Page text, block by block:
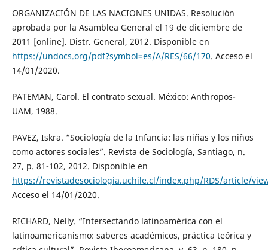
ORGANIZACIÓN DE LAS NACIONES UNIDAS. Resolución
aprobada por la Asamblea General el 19 de diciembre de
2011 [online]. Distr. General, 2012. Disponible en
https://undocs.org/pdf?symbol=es/A/RES/66/170. Acceso el
14/01/2020.
PATEMAN, Carol. El contrato sexual. México: Anthropos-
UAM, 1988.
PAVEZ, Iskra. “Sociología de la Infancia: las niñas y los niños
como actores sociales”. Revista de Sociología, Santiago, n.
27, p. 81-102, 2012. Disponible en
https://revistadesociologia.uchile.cl/index.php/RDS/article/
Acceso el 14/01/2020.
RICHARD, Nelly. “Intersectando latinoamérica con el
latinoamericanismo: saberes académicos, práctica teórica y